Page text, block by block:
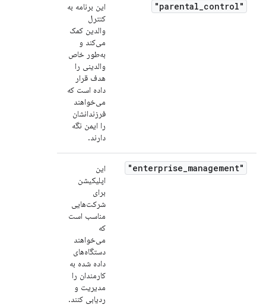
"parental_control"
این برنامه به
کنترل
والدین کمک
می‌کند و
به‌طور خاص
والدینی را
هدف قرار
داده است که
می‌خواهند
فرزندانشان
را ایمن نگه
دارند.
"enterprise_management"
این
اپلیکیشن
برای
شرکت‌هایی
مناسب است
که
می‌خواهند
دستگاه‌های
داده شده به
کارمندان را
مدیریت و
ردیابی کنند.